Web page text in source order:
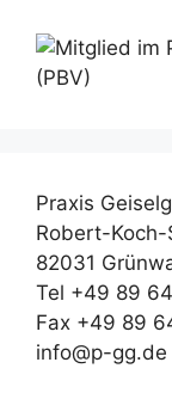
Praxis
Robert-Koch-
82031
Tel +49 89
Fax +49 89
info@p-gg.de